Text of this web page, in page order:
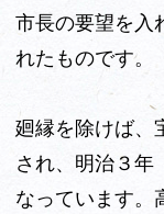
市長の要望を入
れたものです。
廻縁を除けば、
され、明治３年
なっています。